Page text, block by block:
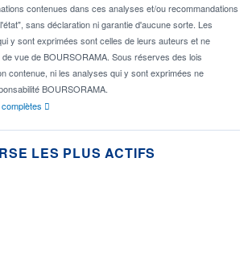
contenues dans ces analyses et/ou recommandations
sans déclaration ni garantie d'aucune sorte. Les
y sont exprimées sont celles de leurs auteurs et ne
vue de BOURSORAMA. Sous réserves des lois
contenue, ni les analyses qui y sont exprimées ne
BOURSORAMA.
LES PLUS ACTIFS